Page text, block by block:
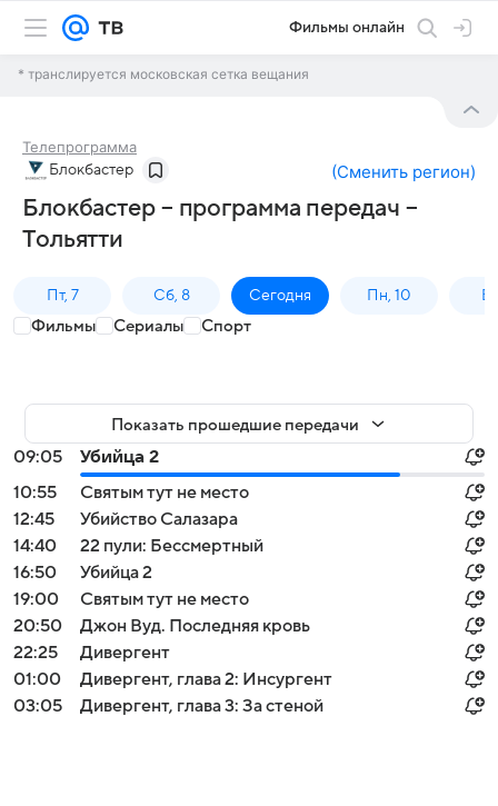
Фильмы онлайн
* транслируется московская сетка вещания
Телепрограмма
Блокбастер (Сменить регион)
Блокбастер – программа передач –
Тольятти
Пт, 7 Сб, 8 Сегодня Пн, 10
Фильмы Сериалы Спорт
Показать прошедшие передачи
09:05
Убийца 2
10:55
Святым тут не место
12:45
Убийство Салазара
14:40
22 пули: Бессмертный
16:50
Убийца 2
19:00
Святым тут не место
20:50
Джон Вуд. Последняя кровь
22:25
Дивергент
01:00
Дивергент, глава 2: Инсургент
03:05
Дивергент, глава 3: За стеной